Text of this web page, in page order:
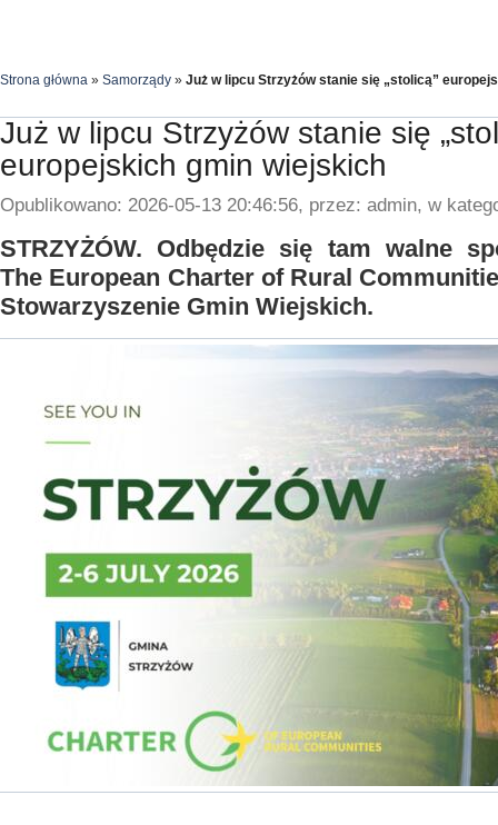
Strona główna » Samorządy » Już w lipcu Strzyżów stanie się „stolicą”
Już w lipcu Strzyżów stanie się
europejskich gmin wiejskich
Opublikowano: 2026-05-13 20:46:56, przez: admin, w
STRZYŻÓW. Odbędzie się tam walne
The European Charter of Rural
Stowarzyszenie Gmin Wiejskich.